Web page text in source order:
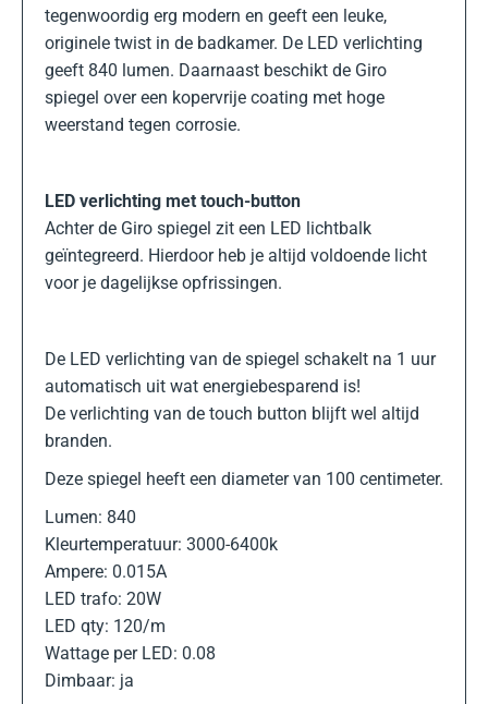
tegenwoordig erg modern en geeft een leuke,
originele twist in de badkamer. De LED verlichting
geeft 840 lumen. Daarnaast beschikt de Giro
spiegel over een kopervrije coating met hoge
weerstand tegen corrosie.
LED verlichting met touch-button
Achter de Giro spiegel zit een LED lichtbalk
geïntegreerd. Hierdoor heb je altijd voldoende licht
voor je dagelijkse opfrissingen.
De LED verlichting van de spiegel schakelt na 1 uur
automatisch uit wat energiebesparend is!
De verlichting van de touch button blijft wel altijd
branden.
Deze spiegel heeft een diameter van 100 centimeter.
Lumen: 840
Kleurtemperatuur: 3000-6400k
Ampere: 0.015A
LED trafo: 20W
LED qty: 120/m
Wattage per LED: 0.08
Dimbaar: ja